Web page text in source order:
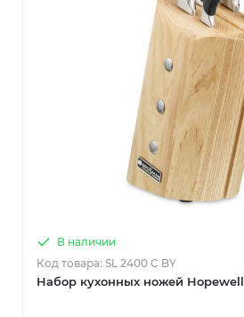
Набор кухонных ножей Hopewell
В наличии
Код товара: SL 2400 C BY